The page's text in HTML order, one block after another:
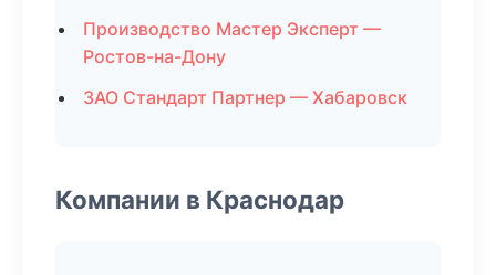
Производство Мастер Эксперт —
Ростов-на-Дону
ЗАО Стандарт Партнер — Хабаровск
Компании в Краснодар